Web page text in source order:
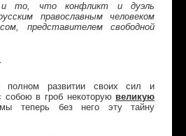
и то, что конфликт и дуэль
православным человеком
представителем свободной
развитии своих сил и
собою в гроб некоторую великую
теперь без него эту тайну